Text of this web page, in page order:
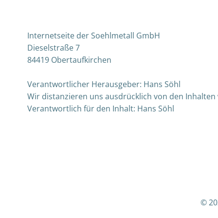
Internetseite der Soehlmetall GmbH
Dieselstraße 7
84419 Obertaufkirchen
Verantwortlicher Herausgeber: Hans Söhl
Wir distanzieren uns ausdrücklich von den
Verantwortlich für den Inhalt: Hans Söhl
©